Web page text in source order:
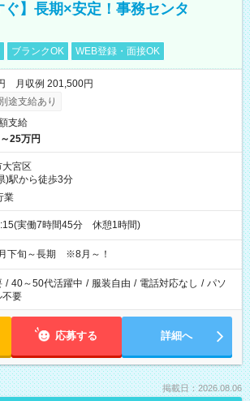
ぐ】長期×安定！事務センタ
ブランクOK WEB登録・面接OK
月収例 201,500円
途支給あり
支給
25万円
大宮区
)駅から徒歩3分
業
実働7時間45分 休憩1時間)
下旬～長期 ※8月～！
/ 40～50代活躍中 / 服装自由 / 電話対応なし / パソ
不要
応募する 詳細へ
掲載日：2026.08.06